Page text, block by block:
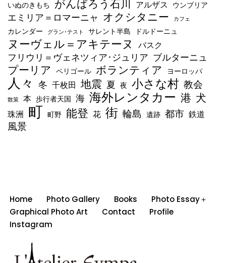
いぬのきもち がんばろう石川 アルザス ウンブリア
エミリア＝ロマーニャ オクシタニー カフェ
カレンダー グラン･テスト サレント半島 ドルドーニュ
ヌーヴェル＝アキテーヌ バスク
フリウリ＝ヴェネツィア･ジュリア ブルターニュ
プーリア ペリゴール ボランティア ヨーロッパ
人々 冬 千枚田 地震 夏 夜 小さな村 教会
散策 本 歩行者天国 海 海外レンタカー 港 犬
珠洲 町 町野 能登 花 街 輪島 遺跡 都市 鉄道
風景
Home Photo Gallery Books
Photo Essay＋
Graphical Photo Art
Contact
Profile
Instagram